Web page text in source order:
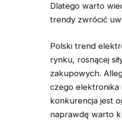
Dlatego warto
trendy zwrócić
Polski trend
rynku, rosnącej
zakupowych.
czego elektronika
konkurencja jest
naprawdę warto